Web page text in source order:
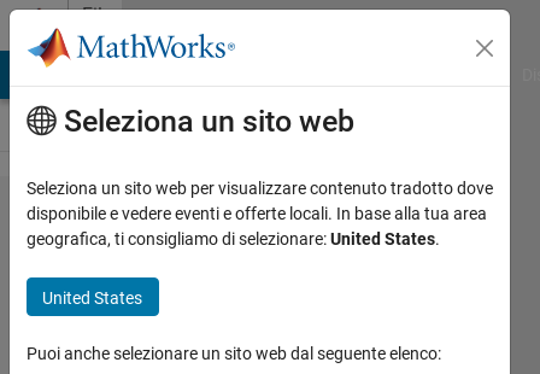
Vai al contenuto
File
Exchange
BITalino
Toolbox
BITalino Biosignal Devices (link in
Seleziona un sito web
Seleziona un sito web per visualizzare contenuto tradotto dove
disponibile e vedere eventi e offerte locali. In base alla tua area
geografica, ti consigliamo di selezionare:United States.
United States
Puoi anche selezionare un sito web dal seguente elenco: